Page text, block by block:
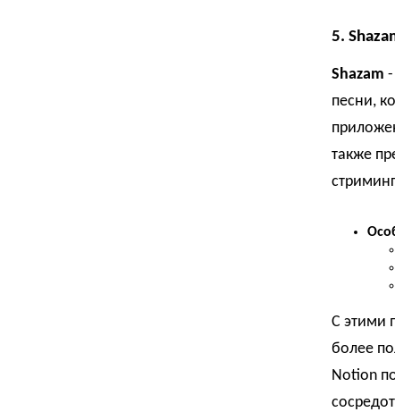
5.
Shazam
песни,
также
С этими
более
Notion